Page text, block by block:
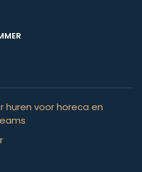
huren voor horeca en